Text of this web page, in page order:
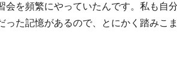
会を頻繁にやっていたんです。私も自
った記憶があるので、とにかく踏みこ